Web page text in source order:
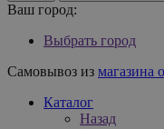
Ваш город:
Выбрать город
Самовывоз из магазина
Каталог
Назад